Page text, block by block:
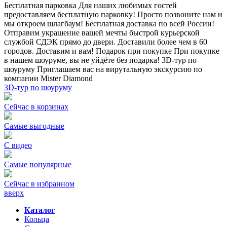
Бесплатная парковка Для наших любимых гостей
предоставляем бесплатную парковку! Просто позвоните нам и
мы откроем шлагбаум! Бесплатная доставка по всей России!
Отправим украшение вашей мечты быстрой курьерской
службой СДЭК прямо до двери. Доставили более чем в 60
городов. Доставим и вам! Подарок при покупке При покупке
в нашем шоуруме, вы не уйдёте без подарка! 3D-тур по
шоуруму Приглашаем вас на вирутальную экскурсию по
компании Mister Diamond
3D-тур по шоуруму
Сейчас в корзинах
Самые выгодные
С видео
Самые популярные
Сейчас в избранном
вверх
Каталог
Кольца